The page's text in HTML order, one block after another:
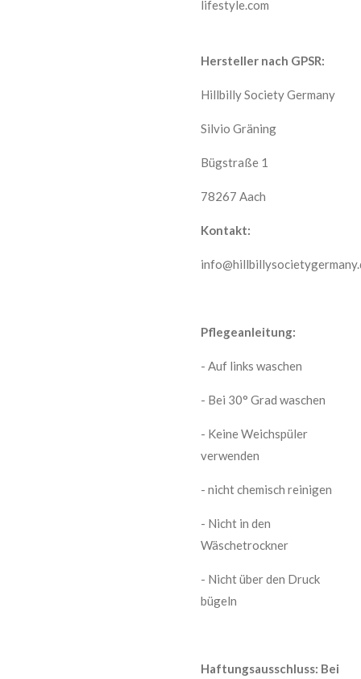
lifestyle.com
Hersteller nach GPSR:
Hillbilly Society Germany
Silvio Gräning
Bügstraße 1
78267 Aach
Kontakt:
Pflegeanleitung:
- Auf links waschen
- Bei 30° Grad waschen
- Keine Weichspüler
verwenden
- nicht chemisch reinigen
- Nicht in den
Wäschetrockner
- Nicht über den Druck
bügeln
Haftungsausschluss: Bei